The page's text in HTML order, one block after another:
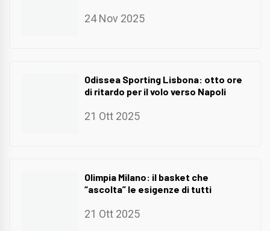
24 Nov 2025
Odissea Sporting Lisbona: otto ore
di ritardo per il volo verso Napoli
21 Ott 2025
Olimpia Milano: il basket che
“ascolta” le esigenze di tutti
21 Ott 2025